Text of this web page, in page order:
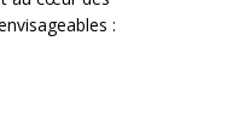
: